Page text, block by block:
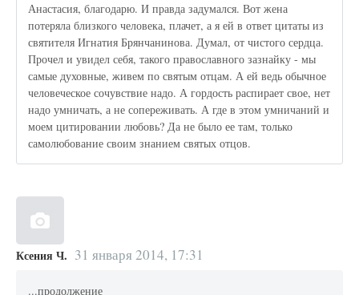
Анастасия, благодарю. И правда задумался. Вот жена
потеряла близкого человека, плачет, а я ей в ответ цитаты из
святителя Игнатия Брянчанинова. Думал, от чистого сердца.
Прочел и увидел себя, такого православного зазнайку - мы
самые духовные, живем по святым отцам. А ей ведь обычное
человеческое сочувствие надо. А гордость распирает свое, нет
надо умничать, а не сопереживать. А где в этом умничаний и
моем цитировании любовь? Да не было ее там, только
самолюбование своим знанием святых отцов.
Ксения Ч. 31 января 2014, 17:31
...продолжение